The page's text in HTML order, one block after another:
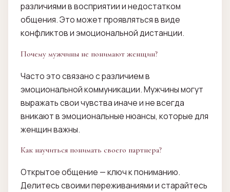
различиями в восприятии и недостатком
общения. Это может проявляться в виде
конфликтов и эмоциональной дистанции.
Почему мужчины не понимают женщин?
Часто это связано с различием в
эмоциональной коммуникации. Мужчины могут
выражать свои чувства иначе и не всегда
вникают в эмоциональные нюансы, которые для
женщин важны.
Как научиться понимать своего партнера?
Открытое общение — ключ к пониманию.
Делитесь своими переживаниями и старайтесь